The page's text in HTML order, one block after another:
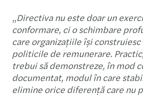
„Directiva nu este doar un
conformare, ci o schimbare
care organizațiile își
politicile de remunerare.
trebui să demonstreze, în mod
documentat, modul în care
elimine orice diferență care nu